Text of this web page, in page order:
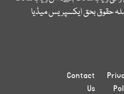
حقوق بحق ایکسپریس میڈیا
Contact
Us